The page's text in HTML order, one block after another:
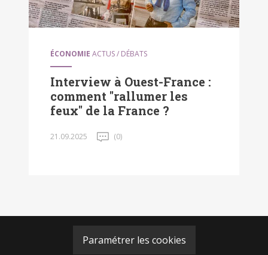
ÉCONOMIE ACTUS / DÉBATS
Interview à Ouest-France :
comment "rallumer les
feux" de la France ?
21.09.2025 (0)
Paramétrer les cookies